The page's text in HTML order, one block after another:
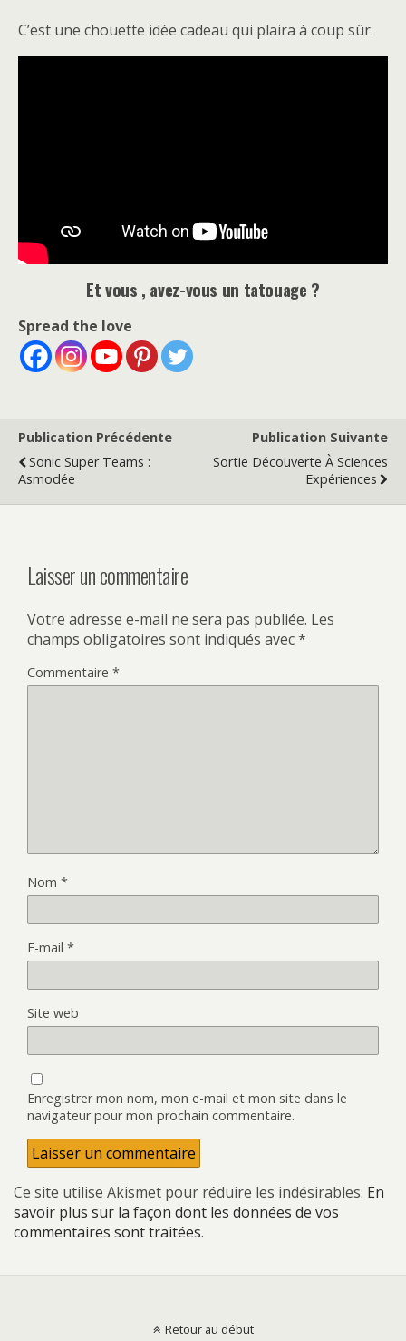
C’est une chouette idée cadeau qui plaira à coup sûr.
Et vous , avez-vous un tatouage ?
Spread the love
Publication Précédente
Sonic Super Teams :
Asmodée
Publication Suivante
Sortie Découverte À Sciences
Expériences
Laisser un commentaire
Votre adresse e-mail ne sera pas publiée. Les
champs obligatoires sont indiqués avec*
Commentaire *
Nom *
E-mail *
Site web
Enregistrer mon nom, mon e-mail et mon site dans le
navigateur pour mon prochain commentaire.
Ce site utilise Akismet pour réduire les indésirables. En
savoir plus sur la façon dont les données de vos
commentaires sont traitées.
Retour au début